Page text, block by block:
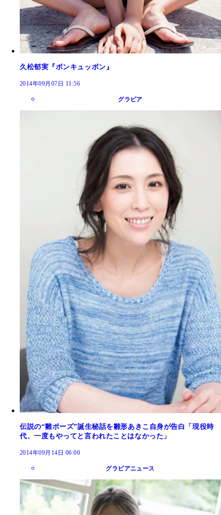
久松郁実『ボンキュッボン』
2014年09月07日 11:56
グラビア
伝説の“雛ポーズ”誕生秘話を雛形あきこ自身が告白「現役時
代、一度もやってと言われたことはなかった」
2014年09月14日 06:00
グラビアニュース